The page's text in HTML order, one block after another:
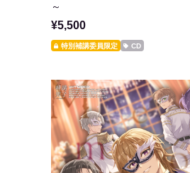
～
¥5,500
特別補講委員限定 CD